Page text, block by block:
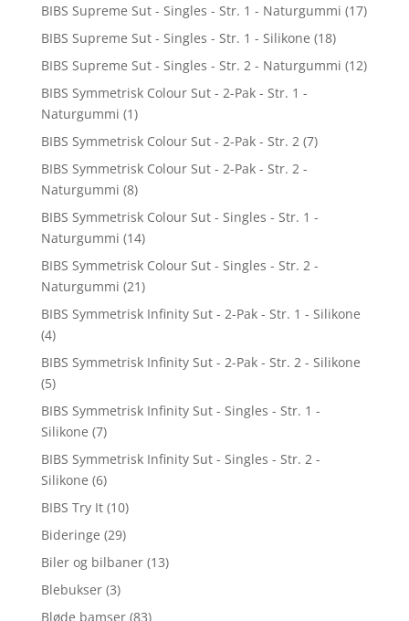
BIBS Supreme Sut - Singles - Str. 1 - Naturgummi (17)
BIBS Supreme Sut - Singles - Str. 1 - Silikone (18)
BIBS Supreme Sut - Singles - Str. 2 - Naturgummi (12)
BIBS Symmetrisk Colour Sut - 2-Pak - Str. 1 -
Naturgummi (1)
BIBS Symmetrisk Colour Sut - 2-Pak - Str. 2 (7)
BIBS Symmetrisk Colour Sut - 2-Pak - Str. 2 -
Naturgummi (8)
BIBS Symmetrisk Colour Sut - Singles - Str. 1 -
Naturgummi (14)
BIBS Symmetrisk Colour Sut - Singles - Str. 2 -
Naturgummi (21)
BIBS Symmetrisk Infinity Sut - 2-Pak - Str. 1 - Silikone
(4)
BIBS Symmetrisk Infinity Sut - 2-Pak - Str. 2 - Silikone
(5)
BIBS Symmetrisk Infinity Sut - Singles - Str. 1 -
Silikone (7)
BIBS Symmetrisk Infinity Sut - Singles - Str. 2 -
Silikone (6)
BIBS Try It (10)
Bideringe (29)
Biler og bilbaner (13)
Blebukser (3)
Bløde bamser (83)